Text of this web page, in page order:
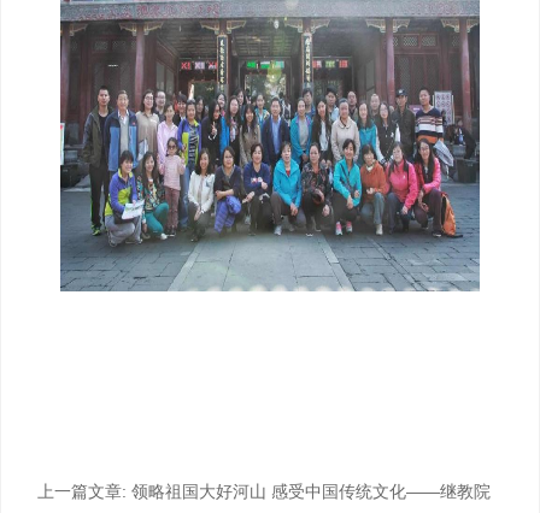
上一篇文章: 领略祖国大好河山 感受中国传统文化——继教院